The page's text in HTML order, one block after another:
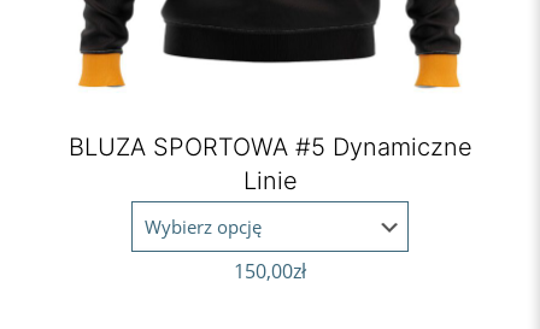
BLUZA SPORTOWA #5 Dynamiczne
Linie
150,00zł